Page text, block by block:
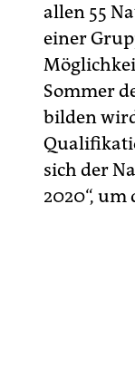
allen 55
einer
Sommer
bilden
sich der
2020“,